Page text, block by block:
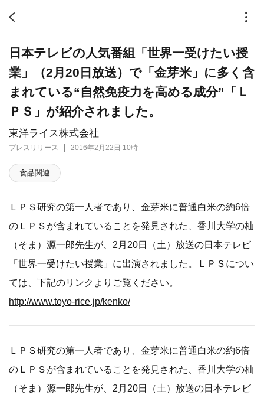
東洋ライス株式会社
プレスリリース 2016年2月22日 10時
日本テレビの人気番組「世界一受けたい授
業」（2月20日放送）で「金芽米」に多く含
まれている“自然免疫力を高める成分”「Ｌ
ＰＳ」が紹介されました。
食品関連
ＬＰＳ研究の第一人者であり、金芽米に普通白米の約6倍
のＬＰＳが含まれていることを発見された、香川大学の杣
（そま）源一郎先生が、2月20日（土）放送の日本テレビ
「世界一受けたい授業」に出演されました。ＬＰＳについ
ては、下記のリンクよりご覧ください。
http://www.toyo-rice.jp/kenko/
ＬＰＳ研究の第一人者であり、金芽米に普通白米の約6倍
のＬＰＳが含まれていることを発見された、香川大学の杣
（そま）源一郎先生が、2月20日（土）放送の日本テレビ